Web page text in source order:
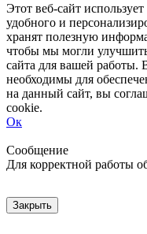
Этот веб-сайт
удобного и
хранят полезную
чтобы мы могли
сайта для вашей работы.
необходимы для
на данный сайт, вы
cookie.
Ок
Сообщение
Для корректной работы
Закрыть